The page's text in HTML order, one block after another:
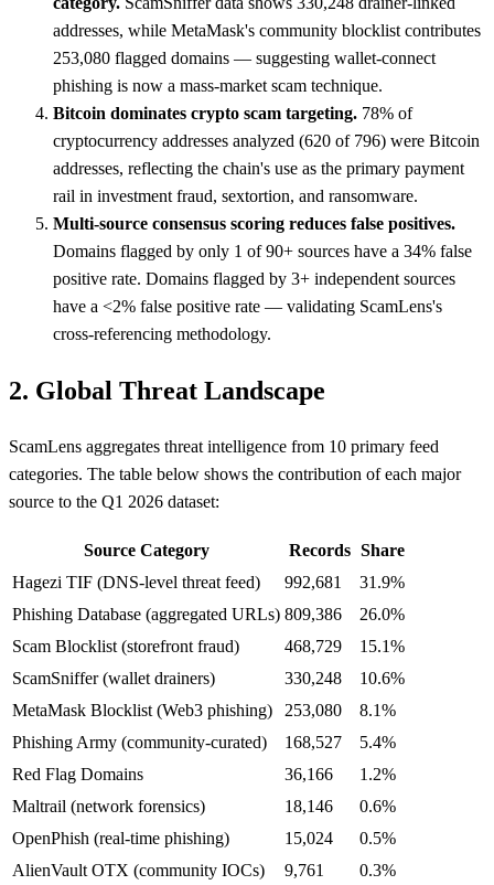
addresses, while MetaMask's community blocklist contributes
253,080 flagged domains — suggesting wallet-connect
phishing is now a mass-market scam technique.
Bitcoin dominates crypto scam targeting. 78% of
cryptocurrency addresses analyzed (620 of 796) were Bitcoin
addresses, reflecting the chain's use as the primary payment
rail in investment fraud, sextortion, and ransomware.
Multi-source consensus scoring reduces false positives.
Domains flagged by only 1 of 90+ sources have a 34% false
positive rate. Domains flagged by 3+ independent sources
have a <2% false positive rate — validating ScamLens's
cross-referencing methodology.
2. Global Threat Landscape
ScamLens aggregates threat intelligence from 10 primary feed
categories. The table below shows the contribution of each major
source to the Q1 2026 dataset:
Source Category Records Share
Hagezi TIF (DNS-level threat feed)
992,681
31.9%
Phishing Database (aggregated URLs) 809,386
26.0%
Scam Blocklist (storefront fraud)
468,729
15.1%
ScamSniffer (wallet drainers)
330,248
10.6%
MetaMask Blocklist (Web3 phishing)
253,080
8.1%
Phishing Army (community-curated)
168,527
5.4%
Red Flag Domains
36,166
1.2%
Maltrail (network forensics)
18,146
0.6%
OpenPhish (real-time phishing)
15,024
0.5%
AlienVault OTX (community IOCs)
9,761
0.3%